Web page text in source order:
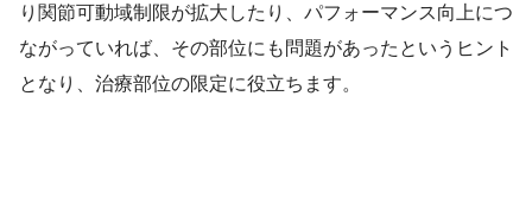
り関節可動域制限が拡大したり、パフォーマンス向上につ
ながっていれば、その部位にも問題があったというヒント
となり、治療部位の限定に役立ちます。